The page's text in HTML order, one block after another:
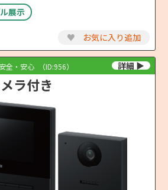
展示
♥ お気に入り追加
全・安心 （ID:956）
ラ付き